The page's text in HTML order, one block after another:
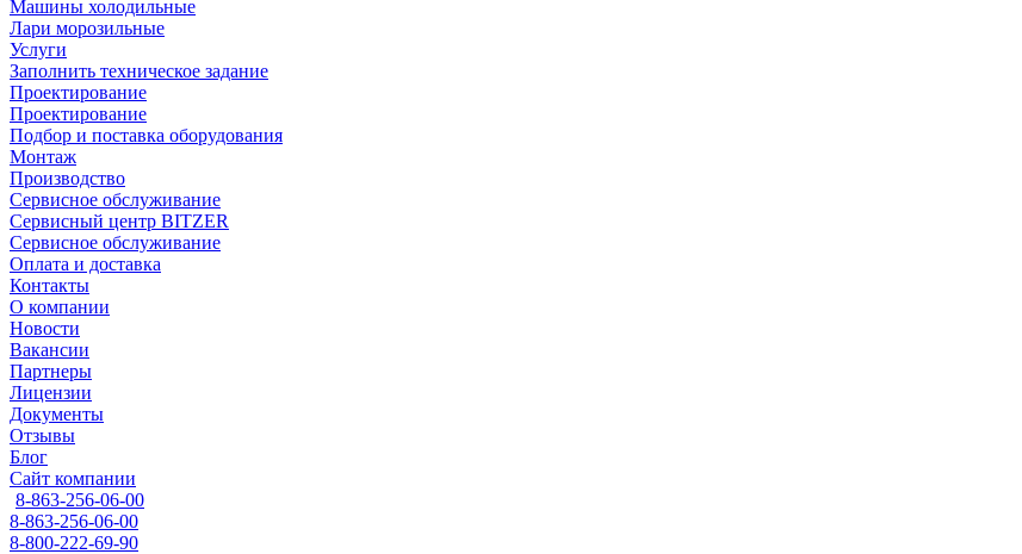
Машины холодильные
Лари морозильные
Услуги
Заполнить техническое задание
Проектирование
Проектирование
Подбор и поставка оборудования
Монтаж
Производство
Сервисное обслуживание
Сервисный центр BITZER
Сервисное обслуживание
Оплата и доставка
Контакты
О компании
Новости
Вакансии
Партнеры
Лицензии
Документы
Отзывы
Блог
Сайт компании
8-863-256-06-00
8-863-256-06-00
8-800-222-69-90